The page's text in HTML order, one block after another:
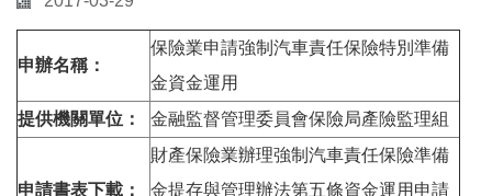
申辦名稱：
保險業申請強制汽車責任保險特別準備
金資金運用
提供機關單位：
金融監督管理委員會保險局產險監理組
申請書表下載：
財產保險業辦理強制汽車責任保險準備
金提存與管理辦法第五條資金運用申請